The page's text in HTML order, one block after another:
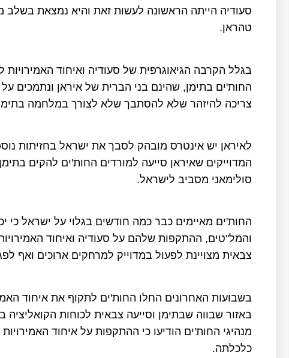
סעודיה הייתה הראשונה לעשות זאת והיא נמצאת
טהראן.
בגלל הקרבה הגיאוגרפית של סעודיה ואיחוד
החות'ים בתימן, שהינם בני הברית של איראן ונתמכים
צריכה להיזהר שלא להסתבך שלא לצורך במלחמה
לאיראן יש אינטרס מובהק לסבך את ישראל בחזיתות
המדוייקים שאיראן סייעה למורדים החות'ים להקים
סולימאני מסביב לישראל.
החות'ים מאיימים כבר כמה חודשים בגלוי על ישראל כי
והמל"טים, ההתקפות שלהם על סעודיה ואיחוד
צבאית מצויינת לפעול במדוייק למרחקים ארוכים ואף
בשבועות האחרונים החלו החות'ים לתקוף את איחוד
באזור שבווה שבתימן וסייעה צבאית לכוחות
מנהיגי החות'ים הודיעו כי ההתקפות על איחוד
כלכלתה.